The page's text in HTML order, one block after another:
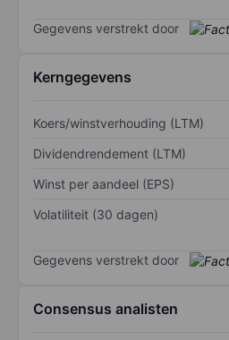
Gegevens verstrekt door
Kerngegevens
Koers/winstverhouding (LTM)
Dividendrendement (LTM)
Winst per aandeel (EPS)
Volatiliteit (30 dagen)
Gegevens verstrekt door
Consensus analisten